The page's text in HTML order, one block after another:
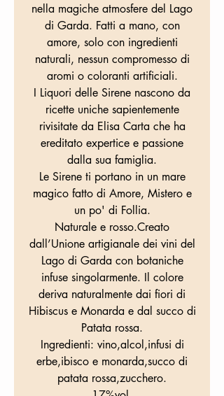
nella magiche atmosfere del Lago
di Garda. Fatti a mano, con
amore, solo con ingredienti
naturali, nessun compromesso di
aromi o coloranti artificiali.
I Liquori delle Sirene nascono da
ricette uniche sapientemente
rivisitate da Elisa Carta che ha
ereditato expertice e passione
dalla sua famiglia.
Le Sirene ti portano in un mare
magico fatto di Amore, Mistero e
un po' di Follia.
Naturale e rosso.Creato
dall’Unione artigianale dei vini del
Lago di Garda con botaniche
infuse singolarmente. Il colore
deriva naturalmente dai fiori di
Hibiscus e Monarda e dal succo di
Patata rossa.
Ingredienti: vino,alcol,infusi di
erbe,ibisco e monarda,succo di
patata rossa,zucchero.